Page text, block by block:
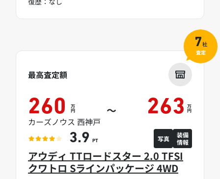
アウディ TTロードスター 2.0 TFSI
クワトロ Sラインパッケージ 4WD
最高査定額
260 万
円 ～ 263 万
円
カーズノウス 西神戸
3.9 PT 写真
装備
情報
7社
査定